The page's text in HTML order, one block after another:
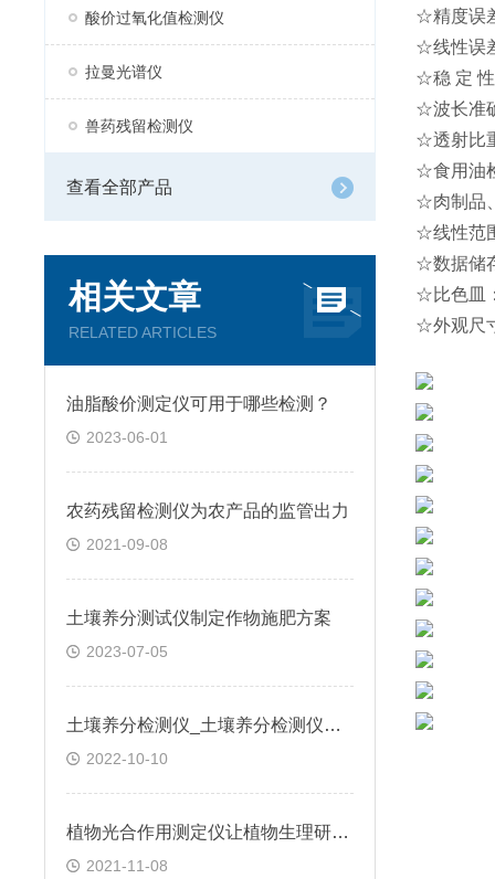
酸价过氧化值检测仪
拉曼光谱仪
兽药残留检测仪
查看全部产品
相关文章
RELATED ARTICLES
油脂酸价测定仪可用于哪些检测？
2023-06-01
农药残留检测仪为农产品的监管出力
2021-09-08
土壤养分测试仪制定作物施肥方案
2023-07-05
土壤养分检测仪_土壤养分检测仪品牌
2022-10-10
植物光合作用测定仪让植物生理研讨变得简单
2021-11-08
☆精度误
☆线性误
☆稳 定
☆波长准
☆透射比
☆食用油
☆肉制品
☆线性范
☆数据储
☆比色皿
☆外观尺